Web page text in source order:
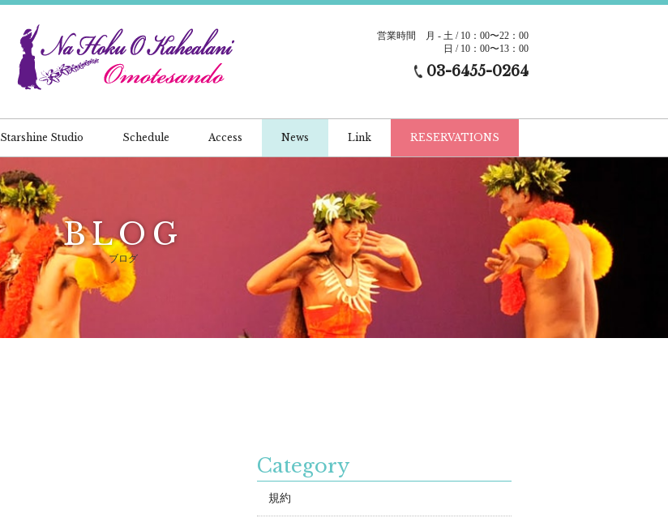
営業時間
月 - 土 / 10：00〜22：00
日 / 10：00〜13：00
03-6455-0264
Starshine Studio Schedule Access News Link RESERVATIONS
BLOG
ブログ
Category
規約